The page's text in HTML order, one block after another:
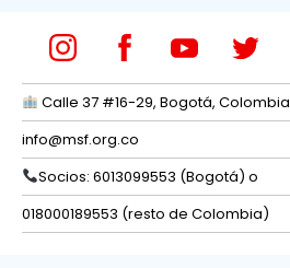
Calle 37 #16-29, Bogotá, Colombia
info@msf.org.co
Socios: 6013099553 (Bogotá) o
018000189553 (resto de Colombia)